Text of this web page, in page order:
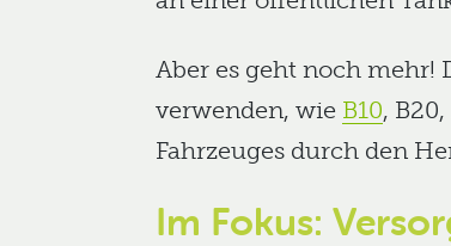
Aber es geht noch mehr!
verwenden, wie B10,
Fahrzeuges durch den
Im Fokus: